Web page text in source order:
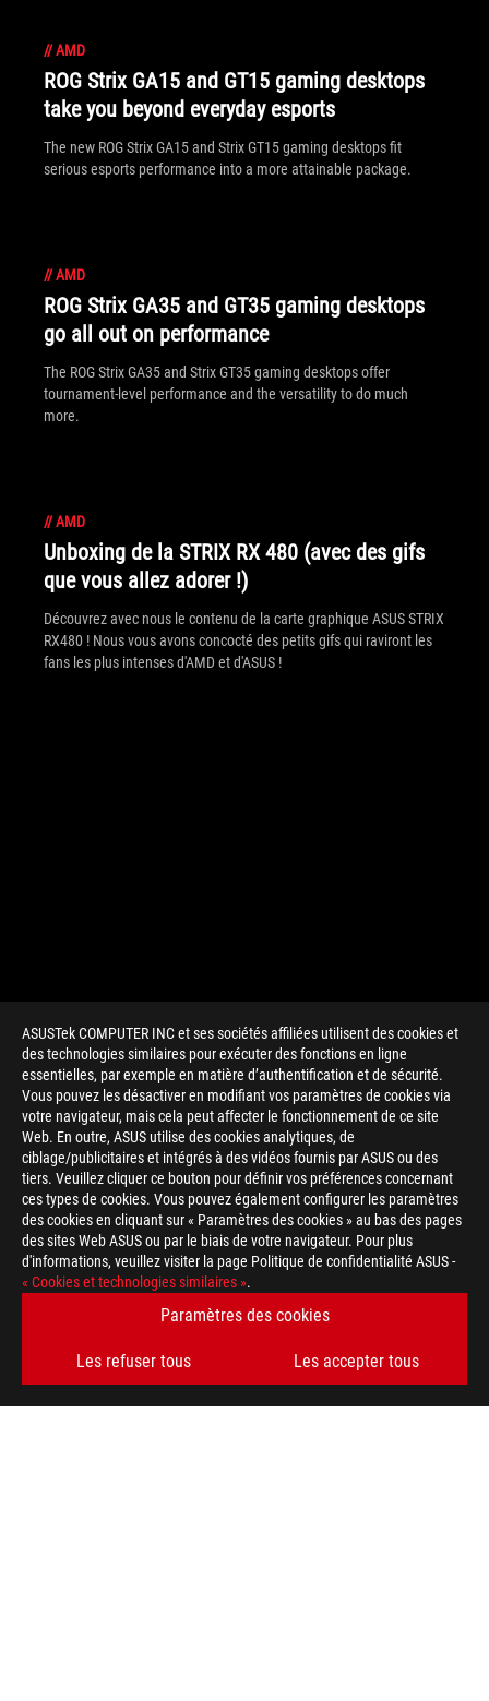
ASUSTek COMPUTER INC et ses sociétés affiliées utilisent des cookies et
des technologies similaires pour exécuter des fonctions en ligne
essentielles, par exemple en matière d’authentification et de sécurité.
Vous pouvez les désactiver en modifiant vos paramètres de cookies via
votre navigateur, mais cela peut affecter le fonctionnement de ce site
Web. En outre, ASUS utilise des cookies analytiques, de
ciblage/publicitaires et intégrés à des vidéos fournis par ASUS ou des
tiers. Veuillez cliquer ce bouton pour définir vos préférences concernant
ces types de cookies. Vous pouvez également configurer les paramètres
des cookies en cliquant sur « Paramètres des cookies » au bas des pages
des sites Web ASUS ou par le biais de votre navigateur. Pour plus
d'informations, veuillez visiter la page Politique de confidentialité ASUS -
« Cookies et technologies similaires ».
Paramètres des cookies
Les refuser tous Les accepter tous
//AMD
ROG Strix GA15 and GT15 gaming desktops
take you beyond everyday esports
The new ROG Strix GA15 and Strix GT15 gaming desktops fit
serious esports performance into a more attainable package.
//AMD
ROG Strix GA35 and GT35 gaming desktops
go all out on performance
The ROG Strix GA35 and Strix GT35 gaming desktops offer
tournament-level performance and the versatility to do much
more.
//AMD
Unboxing de la STRIX RX 480 (avec des gifs
que vous allez adorer !)
Découvrez avec nous le contenu de la carte graphique ASUS STRIX
RX480 ! Nous vous avons concocté des petits gifs qui raviront les
fans les plus intenses d'AMD et d'ASUS !
> GAMING AMD
TYPE DE PAIEMENT ACCEPTÉ
OBTENEZ LES DERNIÈRES OFFRES ET PLUS ENCORE
INSCRIPTION